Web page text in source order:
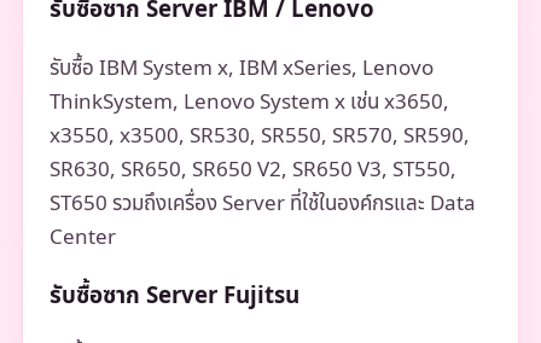
รับซื้อซาก Server IBM / Lenovo
รับซื้อ IBM System x, IBM xSeries, Lenovo
ThinkSystem, Lenovo System x เช่น x3650,
x3550, x3500, SR530, SR550, SR570, SR590,
SR630, SR650, SR650 V2, SR650 V3, ST550,
ST650 รวมถึงเครื่อง Server ที่ใช้ในองค์กรและ Data
Center
รับซื้อซาก Server Fujitsu